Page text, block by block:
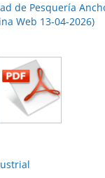
de Pesquería
Web 13-04-2026)